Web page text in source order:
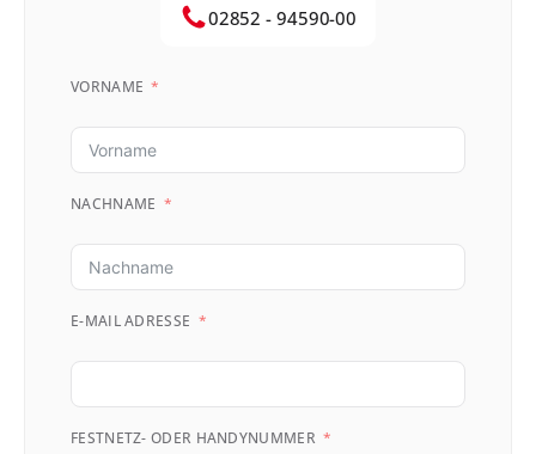
02852 - 94590-00
VORNAME
NACHNAME
E-MAIL ADRESSE
FESTNETZ- ODER HANDYNUMMER